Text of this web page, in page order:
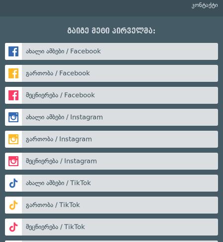
კონტაქტი
გაიგე მეტი პირველმა:
ახალი ამბები / Facebook
გართობა / Facebook
მეცნიერება / Facebook
ახალი ამბები / Instagram
გართობა / Instagram
მეცნიერება / Instagram
ახალი ამბები / TikTok
გართობა / TikTok
მეცნიერება / TikTok